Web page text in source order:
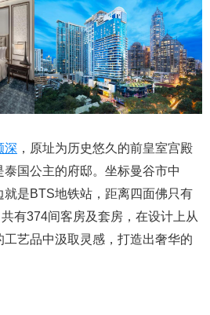
深 ，原址为历史悠久的前皇室宫殿
国公主的府邸。坐标曼谷市中
是BTS地铁站，距离四面佛只有
有374间客房及套房，在设计上从
艺品中汲取灵感，打造出奢华的